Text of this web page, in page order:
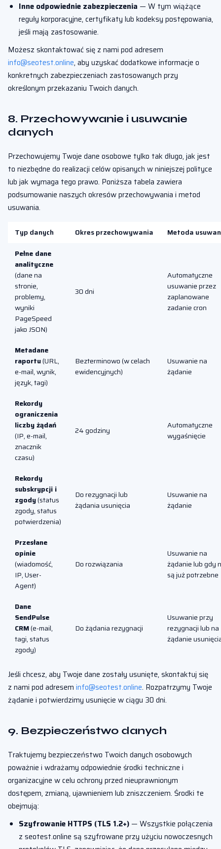
Inne odpowiednie zabezpieczenia — W tym wiążące
reguły korporacyjne, certyfikaty lub kodeksy postępowania,
jeśli mają zastosowanie.
Możesz skontaktować się z nami pod adresem
info@seotest.online, aby uzyskać dodatkowe informacje o
konkretnych zabezpieczeniach zastosowanych przy
określonym przekazaniu Twoich danych.
8. Przechowywanie i usuwanie
danych
Przechowujemy Twoje dane osobowe tylko tak długo, jak jest
to niezbędne do realizacji celów opisanych w niniejszej polityce
lub jak wymaga tego prawo. Poniższa tabela zawiera
podsumowanie naszych okresów przechowywania i metod
usuwania.
Typ danych Okres przechowywania
Metoda
Pełne dane
analityczne
(dane na
stronie,
problemy,
wyniki
PageSpeed
jako JSON)
30 dni
Automatyczne
usuwanie przez
zaplanowane
zadanie cron
Metadane
raportu(URL,
e-mail, wynik,
język, tagi)
Bezterminowo (w celach
ewidencyjnych)
Usuwanie na
żądanie
Rekordy
ograniczenia
liczby żądań
(IP, e-mail,
znacznik
czasu)
24 godziny
Automatyczne
wygaśnięcie
Rekordy
subskrypcji i
zgody(status
zgody, status
potwierdzenia)
Do rezygnacji lub
żądania usunięcia
Usuwanie na
żądanie
Przesłane
opinie
(wiadomość,
IP, User-
Agent)
Do rozwiązania
Usuwanie na
żądanie lub gdy
są już potrzebne
Dane
SendPulse
CRM(e-mail,
tagi, status
zgody)
Do żądania rezygnacji
Usuwanie przy
rezygnacji lub na
żądanie
Jeśli chcesz, aby Twoje dane zostały usunięte, skontaktuj się
z nami pod adresem info@seotest.online. Rozpatrzymy Twoje
żądanie i potwierdzimy usunięcie w ciągu 30 dni.
9. Bezpieczeństwo danych
Traktujemy bezpieczeństwo Twoich danych osobowych
poważnie i wdrażamy odpowiednie środki techniczne i
organizacyjne w celu ochrony przed nieuprawnionym
dostępem, zmianą, ujawnieniem lub zniszczeniem. Środki te
obejmują:
Szyfrowanie HTTPS (TLS 1.2+) — Wszystkie połączenia
z seotest.online są szyfrowane przy użyciu nowoczesnych